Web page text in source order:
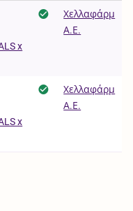
x
Χελλαφάρμ
Α.Ε.
x
Χελλαφάρμ
Α.Ε.